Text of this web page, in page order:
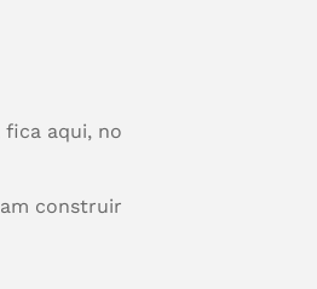
fica aqui, no
construir